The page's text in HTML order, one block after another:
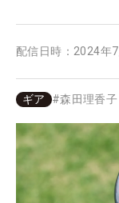
配信日時： 2024年
ギア #森田理香子